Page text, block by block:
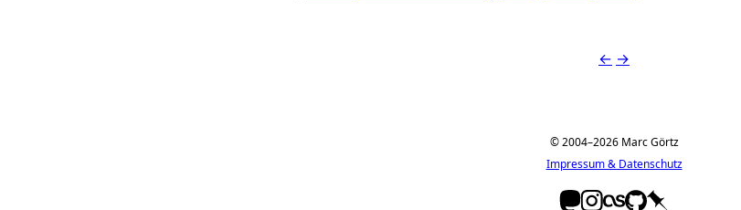
← →
© 2004–2026 Marc Görtz
Impressum & Datenschutz